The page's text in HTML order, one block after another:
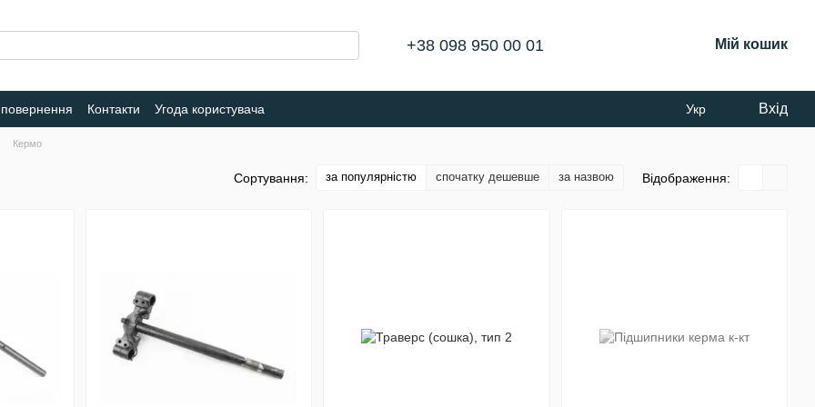
+38 098 950 00 01 Мій кошик
Контакти Угода користувача Укр Вхід
Кермо
Сортування: за популярністю спочатку дешевше за назвою Відображення: